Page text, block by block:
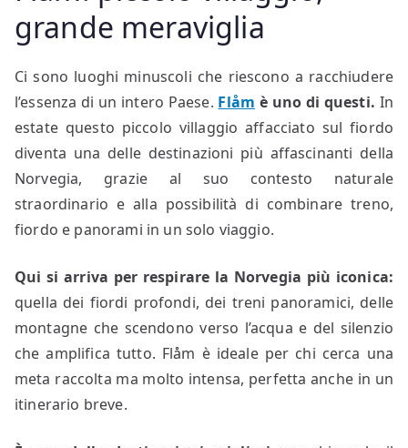
grande meraviglia
Ci sono luoghi minuscoli che riescono a racchiudere
l’essenza di un intero Paese. Flåm è uno di questi. In
estate questo piccolo villaggio affacciato sul fiordo
diventa una delle destinazioni più affascinanti della
Norvegia, grazie al suo contesto naturale
straordinario e alla possibilità di combinare treno,
fiordo e panorami in un solo viaggio.
Qui si arriva per respirare la Norvegia più iconica:
quella dei fiordi profondi, dei treni panoramici, delle
montagne che scendono verso l’acqua e del silenzio
che amplifica tutto. Flåm è ideale per chi cerca una
meta raccolta ma molto intensa, perfetta anche in un
itinerario breve.